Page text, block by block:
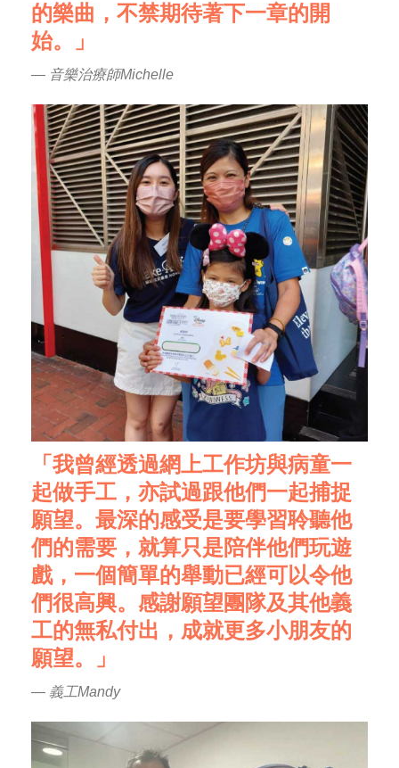
的樂曲，不禁期待著下一章的開
始。」
— 音樂治療師Michelle
「我曾經透過網上工作坊與病童一
起做手工，亦試過跟他們一起捕捉
願望。最深的感受是要學習聆聽他
們的需要，就算只是陪伴他們玩遊
戲，一個簡單的舉動已經可以令他
們很高興。感謝願望團隊及其他義
工的無私付出，成就更多小朋友的
願望。」
— 義工Mandy